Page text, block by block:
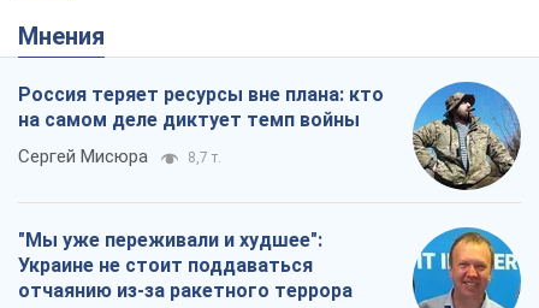
Мнения
Россия теряет ресурсы вне плана: кто
на самом деле диктует темп войны
Сергей Мисюра 8,7 т.
"Мы уже переживали и худшее":
Украине не стоит поддаваться
отчаянию из-за ракетного террора